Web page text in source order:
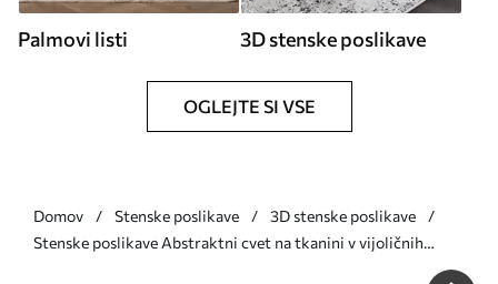
Palmovi listi 3D stenske poslikave
OGLEJTE SI VSE
Domov Stenske poslikave
3D stenske poslikave
Stenske poslikave Abstraktni cvet na tkanini v vijoličnih